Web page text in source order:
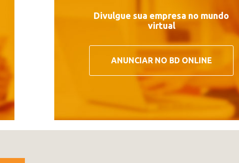
Divulgue sua empresa no mundo
virtual
ANUNCIAR NO BD ONLINE